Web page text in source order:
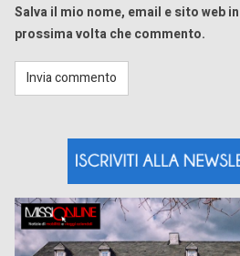
Salva il mio nome, email e sito web
prossima volta che commento.